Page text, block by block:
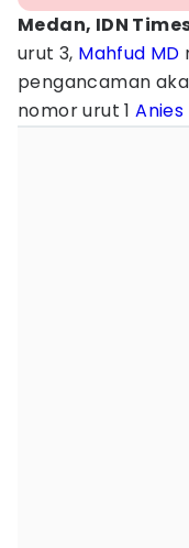
Medan, IDN
urut 3, Mahfud MD
pengancaman
nomor urut 1